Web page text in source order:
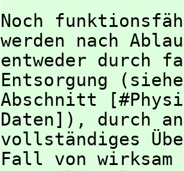
Noch
werden nach
entweder durch
Entsorgung
Abschnitt
Daten]), durch
vollständiges
Fall von